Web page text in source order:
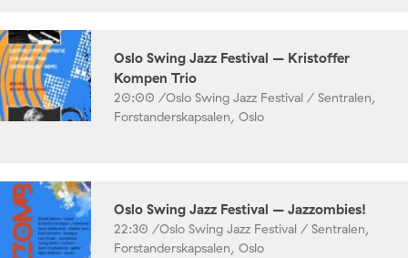
Oslo Swing Jazz Festival – Kristoffer
Kompen Trio
20:00 /Oslo Swing Jazz Festival / Sentralen,
Forstanderskapsalen, Oslo
Oslo Swing Jazz Festival – Jazzombies!
22:30 /Oslo Swing Jazz Festival / Sentralen,
Forstanderskapsalen, Oslo